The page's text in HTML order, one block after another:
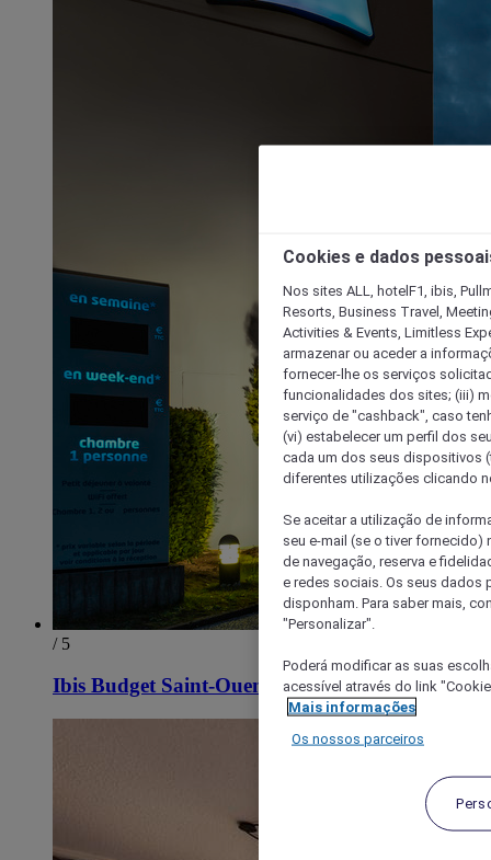
/ 5
Ibis Budget Saint-Ouen-l'Aumône
Cookies e dados
Nos sites ALL, hotelF1, ibis,
Resorts, Business Travel,
Activities & Events, Limitless
armazenar ou aceder a
fornecer-lhe os serviços
funcionalidades dos sites; (iii)
serviço de "cashback", caso
(vi) estabelecer um perfil dos
cada um dos seus dispositivos
diferentes utilizações clicando
Se aceitar a utilização de
seu e-mail (se o tiver
de navegação, reserva e
e redes sociais. Os seus dados
disponham. Para saber mais,
"Personalizar".
Poderá modificar as suas
acessível através do link
Mais informações
Os nossos parceiros